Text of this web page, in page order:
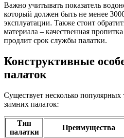
Важно учитывать показатель
который должен быть не менее
эксплуатации. Также стоит
материала – качественная
продлит срок службы палатки.
Конструктивные
палаток
Существует несколько
зимних палаток:
Тип
палатки
Преимущества